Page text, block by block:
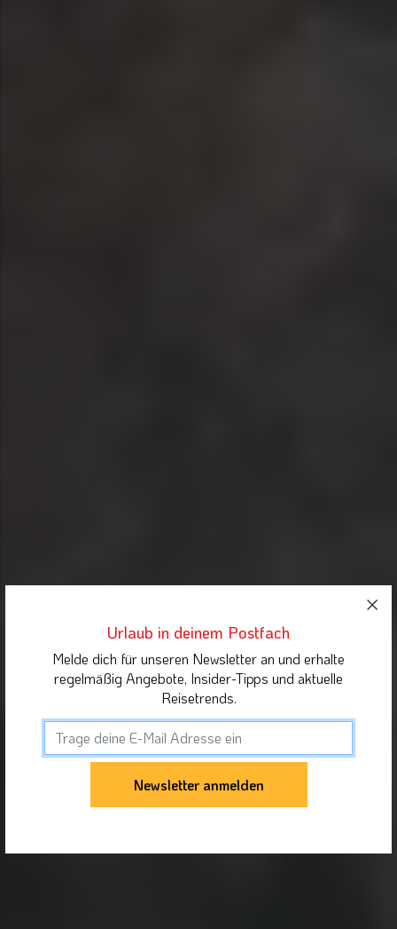
Urlaub in deinem Postfach
Melde dich für unseren Newsletter an und erhalte
regelmäßig Angebote, Insider-Tipps und aktuelle
Reisetrends.